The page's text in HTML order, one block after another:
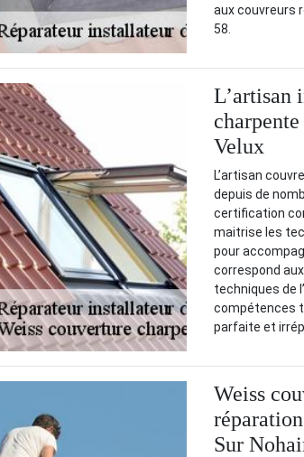
aux couvreurs
58.
L’artisan
Velux
L’artisan
depuis de
certification
maitrise les
pour
correspond
techniques de
compétences
parfaite et
Weiss
Sur